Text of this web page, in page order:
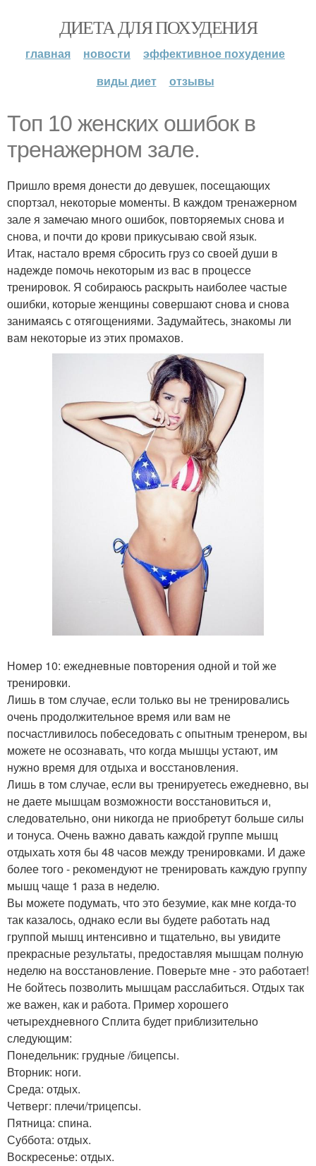
ДИЕТА ДЛЯ ПОХУДЕНИЯ
главная новости
эффективное похудение
виды диет
отзывы
Топ 10 женских ошибок в
тренажерном зале.
Пришло время донести до девушек, посещающих
спортзал, некоторые моменты. В каждом тренажерном
зале я замечаю много ошибок, повторяемых снова и
снова, и почти до крови прикусываю свой язык.
Итак, настало время сбросить груз со своей души в
надежде помочь некоторым из вас в процессе
тренировок. Я собираюсь раскрыть наиболее частые
ошибки, которые женщины совершают снова и снова
занимаясь с отягощениями. Задумайтесь, знакомы ли
вам некоторые из этих промахов.
Номер 10: ежедневные повторения одной и той же
тренировки.
Лишь в том случае, если только вы не тренировались
очень продолжительное время или вам не
посчастливилось побеседовать с опытным тренером, вы
можете не осознавать, что когда мышцы устают, им
нужно время для отдыха и восстановления.
Лишь в том случае, если вы тренируетесь ежедневно, вы
не даете мышцам возможности восстановиться и,
следовательно, они никогда не приобретут больше силы
и тонуса. Очень важно давать каждой группе мышц
отдыхать хотя бы 48 часов между тренировками. И даже
более того - рекомендуют не тренировать каждую группу
мышц чаще 1 раза в неделю.
Вы можете подумать, что это безумие, как мне когда-то
так казалось, однако если вы будете работать над
группой мышц интенсивно и тщательно, вы увидите
прекрасные результаты, предоставляя мышцам полную
неделю на восстановление. Поверьте мне - это работает!
Не бойтесь позволить мышцам расслабиться. Отдых так
же важен, как и работа. Пример хорошего
четырехдневного Сплита будет приблизительно
следующим:
Понедельник: грудные /бицепсы.
Вторник: ноги.
Среда: отдых.
Четверг: плечи/трицепсы.
Пятница: спина.
Суббота: отдых.
Воскресенье: отдых.